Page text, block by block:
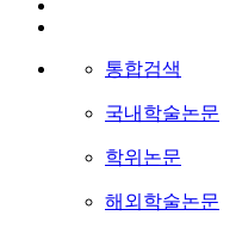
통합검색
국내학술논문
학위논문
해외학술논문